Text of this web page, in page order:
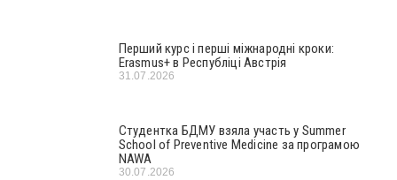
Перший курс і перші міжнародні кроки:
Erasmus+ в Республіці Австрія
31.07.2026
Студентка БДМУ взяла участь у Summer
School of Preventive Medicine за програмою
NAWA
30.07.2026